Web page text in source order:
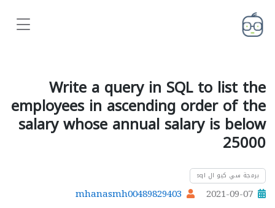
Write a query in SQL to list the
employees in ascending order of the
salary whose annual salary is below
25000
برمجة سي كيو ال sql
2021-09-07
mhanasmh00489829403